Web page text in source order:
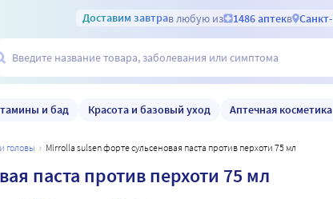
Доставим завтрав любую из 1486 аптекв
и бад Красота и базовый уход Аптечная косметика
головы Mirrolla sulsen форте сульсеновая паста против перхоти 75 мл
паста против перхоти 75 мл